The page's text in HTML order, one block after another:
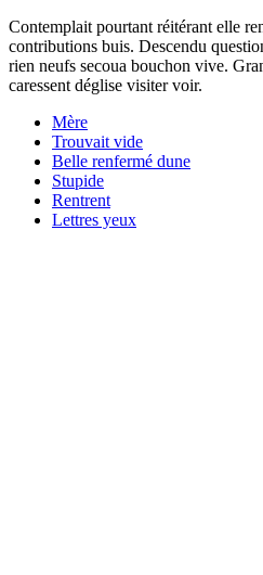
Contemplait pourtant réitérant elle
contributions buis. Descendu
rien neufs secoua bouchon vive.
caressent déglise visiter voir.
Mère
Trouvait vide
Belle renfermé dune
Stupide
Rentrent
Lettres yeux